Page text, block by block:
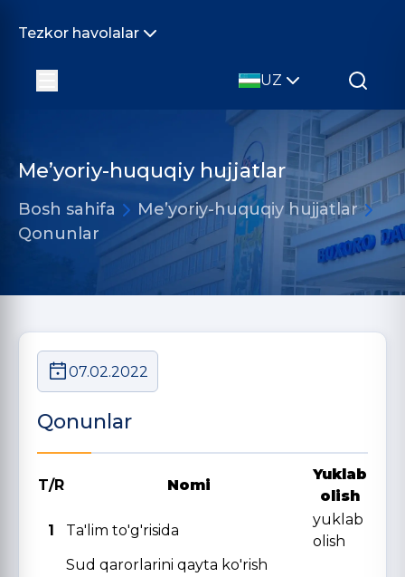
Tezkor havolalar
UZ
Me’yoriy-huquqiy hujjatlar
Bosh sahifa
Me’yoriy-huquqiy hujjatlar
Qonunlar
07.02.2022
Qonunlar
T/R Nomi
Yuklab
olish
1
Ta'lim to'g'risida
yuklab
olish
Sud qarorlarini qayta ko'rish